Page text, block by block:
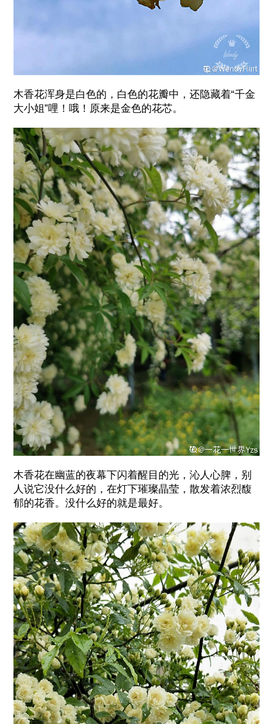
木香花浑身是白色的，白色的花瓣中，还隐藏着“千金
大小姐”哩！哦！原来是金色的花芯。
木香花在幽蓝的夜幕下闪着醒目的光，沁人心脾，别
人说它没什么好的，在灯下璀璨晶莹，散发着浓烈馥
郁的花香。没什么好的就是最好。